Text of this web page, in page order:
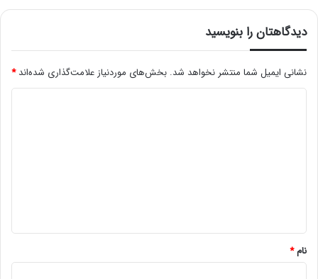
دیدگاهتان را بنویسید
نشانی ایمیل شما منتشر نخواهد شد. بخش‌های موردنیاز علامت‌گذاری شده‌اند*
نام*